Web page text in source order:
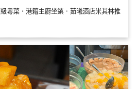
粵菜．港籍主廚坐鎮．茹曦酒店米其林推